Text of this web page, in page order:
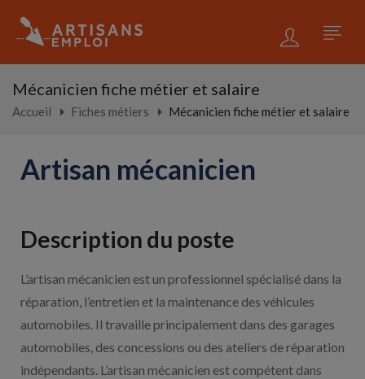
Mécanicien fiche métier et salaire
Accueil Fiches métiers Mécanicien fiche métier et salaire
Artisan mécanicien
Description du poste
L’artisan mécanicien est un professionnel spécialisé dans la
réparation, l’entretien et la maintenance des véhicules
automobiles. Il travaille principalement dans des garages
automobiles, des concessions ou des ateliers de réparation
indépendants. L’artisan mécanicien est compétent dans